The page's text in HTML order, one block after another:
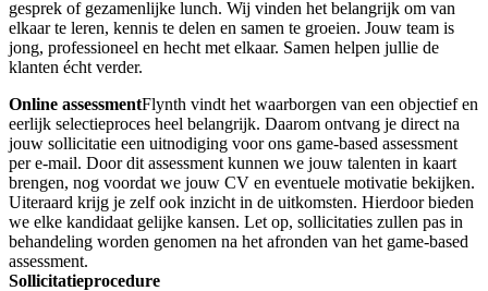
gesprek of gezamenlijke lunch. Wij vinden het belangrijk om van
elkaar te leren, kennis te delen en samen te groeien. Jouw team is
jong, professioneel en hecht met elkaar. Samen helpen jullie de
klanten écht verder.
Online assessmentFlynth vindt het waarborgen van een objectief en
eerlijk selectieproces heel belangrijk. Daarom ontvang je direct na
jouw sollicitatie een uitnodiging voor ons game-based assessment
per e-mail. Door dit assessment kunnen we jouw talenten in kaart
brengen, nog voordat we jouw CV en eventuele motivatie bekijken.
Uiteraard krijg je zelf ook inzicht in de uitkomsten. Hierdoor bieden
we elke kandidaat gelijke kansen. Let op, sollicitaties zullen pas in
behandeling worden genomen na het afronden van het game-based
assessment.
Sollicitatieprocedure